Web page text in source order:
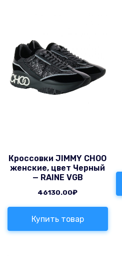
Кроссовки JIMMY CHOO
женские, цвет Черный
— RAINE VGB
46130.00₽
Купить товар